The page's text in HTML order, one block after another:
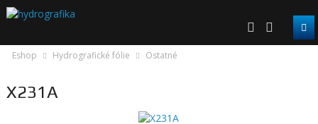
Eshop Hydrografické fólie Ostatné
X231A